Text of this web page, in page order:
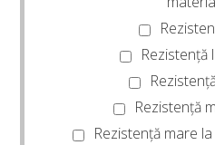
Rezistență
Rezistență
Rezistență mare